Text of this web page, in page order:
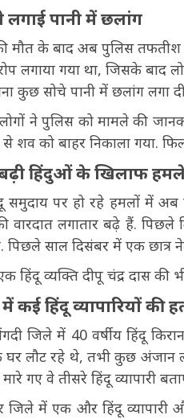
पानी में छलांग
मौत के बाद अब पुलिस तफतीश
लगाया गया था, जिसके
कुछ सोचे पानी में छलांग लगा
लोगों ने पुलिस को मामले की
शव को बाहर निकाला गया.
हिंदुओं के खिलाफ
समुदाय पर हो रहे हमलों में
वारदात लगातार बढ़े हैं.
पिछले साल दिसंबर में एक
हिंदू व्यक्ति दीपू चंद्र दास की
कई हिंदू व्यापारियों की
जिले में 40 वर्षीय हिंदू
लौट रहे थे, तभी कुछ अंजान
गए वे तीसरे हिंदू व्यापारी
जिले में एक और हिंदू व्यापारी